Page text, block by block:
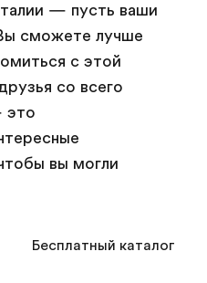
— пусть ваши
сможете лучше
с этой
со всего
это
вы могли
Бесплатный каталог